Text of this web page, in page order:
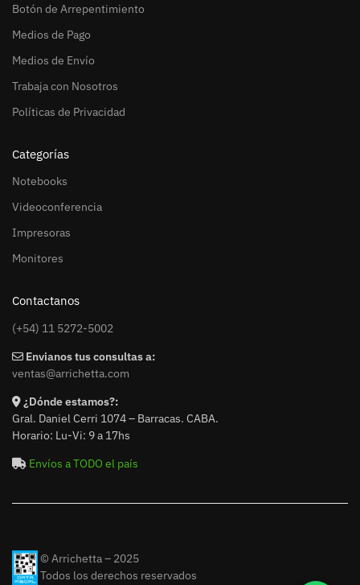
Botón de Arrepentimiento
Medios de Pago
Medios de Envío
Trabaja con Nosotros
Políticas de Privacidad
Categorías
Notebooks
Videoconferencia
Impresoras
Monitores
Contactanos
(+54) 11 5272-5002
Envianos tus consultas a:
ventas@arrichetta.com
¿Dónde estamos?:
Gral. Daniel Cerri 1074 – Barracas. CABA.
Horario: Lu-Vi: 9 a 17hs
Envíos a TODO el país
© Arrichetta – 2025
Todos los derechos reservados